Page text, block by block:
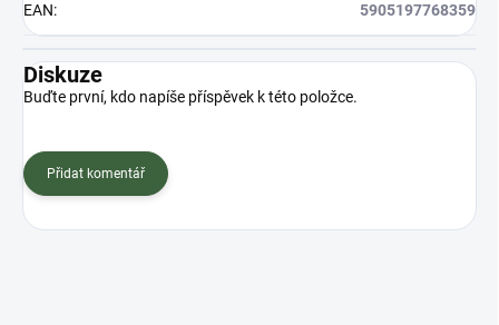
EAN: 5905197768359
Diskuze
Buďte první, kdo napíše příspěvek k této položce.
Přidat komentář